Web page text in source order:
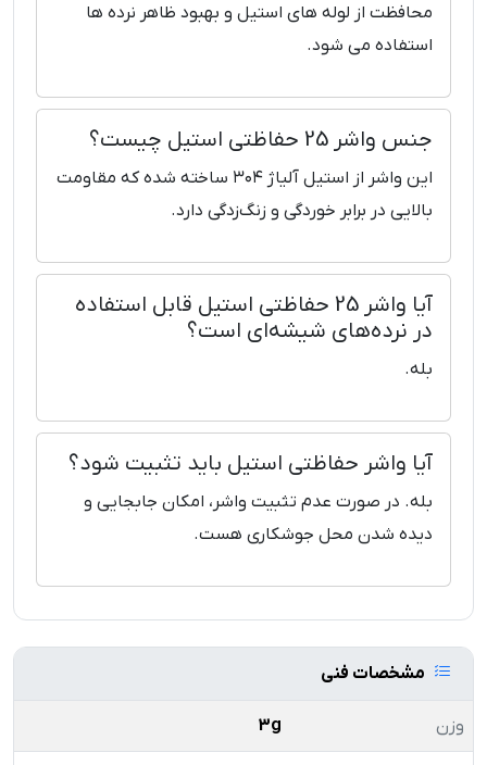
محافظت از لوله ‌های استیل و بهبود ظاهر نرده‌ ها
استفاده می‌ شود.
جنس واشر 25 حفاظتی استیل چیست؟
این واشر از استیل آلیاژ ۳۰۴ ساخته شده که مقاومت
بالایی در برابر خوردگی و زنگ‌زدگی دارد.
آیا واشر 25 حفاظتی استیل قابل استفاده
در نرده‌های شیشه‌ای است؟
بله.
آیا واشر حفاظتی استیل باید تثبیت شود؟
بله. در صورت عدم تثبیت واشر، امکان جابجایی و
دیده شدن محل جوشکاری هست.
مشخصات فنی
وزن 3g